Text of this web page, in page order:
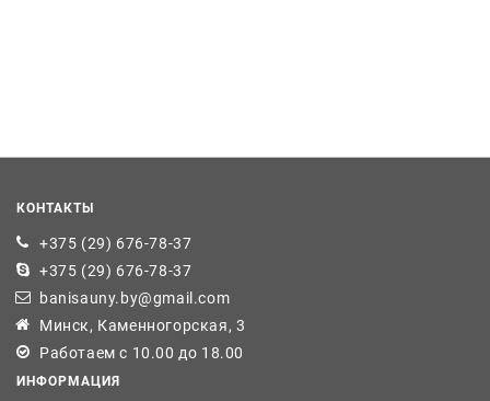
КОНТАКТЫ
+375 (29) 676-78-37
+375 (29) 676-78-37
banisauny.by@gmail.com
Минск, Каменногорская, 3
Работаем с 10.00 до 18.00
ИНФОРМАЦИЯ